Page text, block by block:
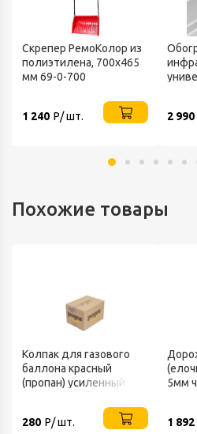
Скрепер РемоКолор из
полиэтилена, 700x465
мм 69-0-700
1 240 Р/ шт.
2 990
Похожие товары
Колпак для газового
баллона красный
(пропан) усиленный
280 Р/ шт.
5мм
1 892